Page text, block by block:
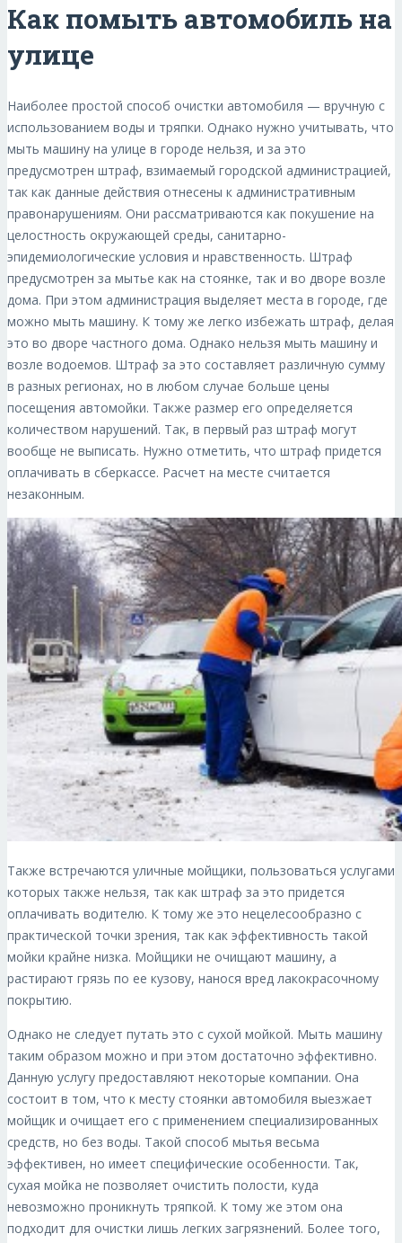
Как помыть автомобиль на
улице
Наиболее простой способ очистки автомобиля — вручную с
использованием воды и тряпки. Однако нужно учитывать, что
мыть машину на улице в городе нельзя, и за это
предусмотрен штраф, взимаемый городской администрацией,
так как данные действия отнесены к административным
правонарушениям. Они рассматриваются как покушение на
целостность окружающей среды, санитарно-
эпидемиологические условия и нравственность. Штраф
предусмотрен за мытье как на стоянке, так и во дворе возле
дома. При этом администрация выделяет места в городе, где
можно мыть машину. К тому же легко избежать штраф, делая
это во дворе частного дома. Однако нельзя мыть машину и
возле водоемов. Штраф за это составляет различную сумму
в разных регионах, но в любом случае больше цены
посещения автомойки. Также размер его определяется
количеством нарушений. Так, в первый раз штраф могут
вообще не выписать. Нужно отметить, что штраф придется
оплачивать в сберкассе. Расчет на месте считается
незаконным.
Также встречаются уличные мойщики, пользоваться услугами
которых также нельзя, так как штраф за это придется
оплачивать водителю. К тому же это нецелесообразно с
практической точки зрения, так как эффективность такой
мойки крайне низка. Мойщики не очищают машину, а
растирают грязь по ее кузову, нанося вред лакокрасочному
покрытию.
Однако не следует путать это с сухой мойкой. Мыть машину
таким образом можно и при этом достаточно эффективно.
Данную услугу предоставляют некоторые компании. Она
состоит в том, что к месту стоянки автомобиля выезжает
мойщик и очищает его с применением специализированных
средств, но без воды. Такой способ мытья весьма
эффективен, но имеет специфические особенности. Так,
сухая мойка не позволяет очистить полости, куда
невозможно проникнуть тряпкой. К тому же этом она
подходит для очистки лишь легких загрязнений. Более того,